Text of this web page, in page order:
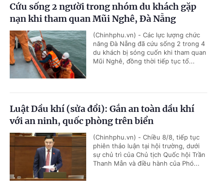
Cứu sống 2 người trong nhóm du khách gặp
nạn khi tham quan Mũi Nghê, Đà Nẵng
(Chinhphu.vn) - Các lực lượng chức
năng Đà Nẵng đã cứu sống 2 trong 4
du khách bị sóng cuốn khi tham quan
Mũi Nghê, đồng thời tiếp tục tổ...
Luật Dầu khí (sửa đổi): Gắn an toàn dầu khí
với an ninh, quốc phòng trên biển
(Chinhphu.vn) - Chiều 8/8, tiếp tục
phiên thảo luận tại hội trường, dưới
sự chủ trì của Chủ tịch Quốc hội Trần
Thanh Mẫn và điều hành của Phó...